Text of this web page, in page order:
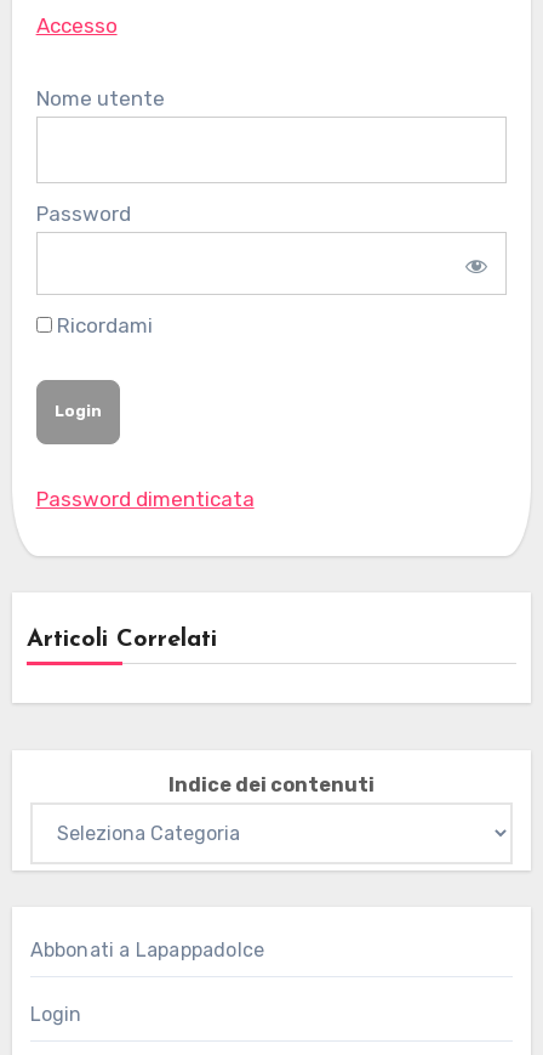
Accesso
Nome utente
Password
Ricordami
Password dimenticata
Articoli Correlati
Indice dei contenuti
Abbonati a Lapappadolce
Login